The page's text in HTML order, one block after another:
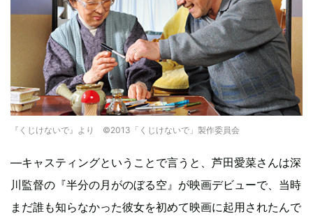
『くじけないで』より ©2013「くじけないで」製作委員会
―キャスティングということで言うと、芦田愛菜さんは深
川監督の『半分の月がのぼる空』が映画デビューで、当時
まだ誰も知らなかった彼女を初めて映画に起用されたんで